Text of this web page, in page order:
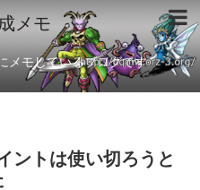
メモ
メモしているブログです
ントは使い切ろうと